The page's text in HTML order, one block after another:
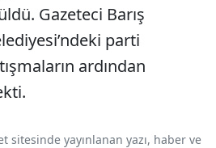
Gazeteci Barış
parti
ardından
sitesinde yayınlanan yazı, haber ve